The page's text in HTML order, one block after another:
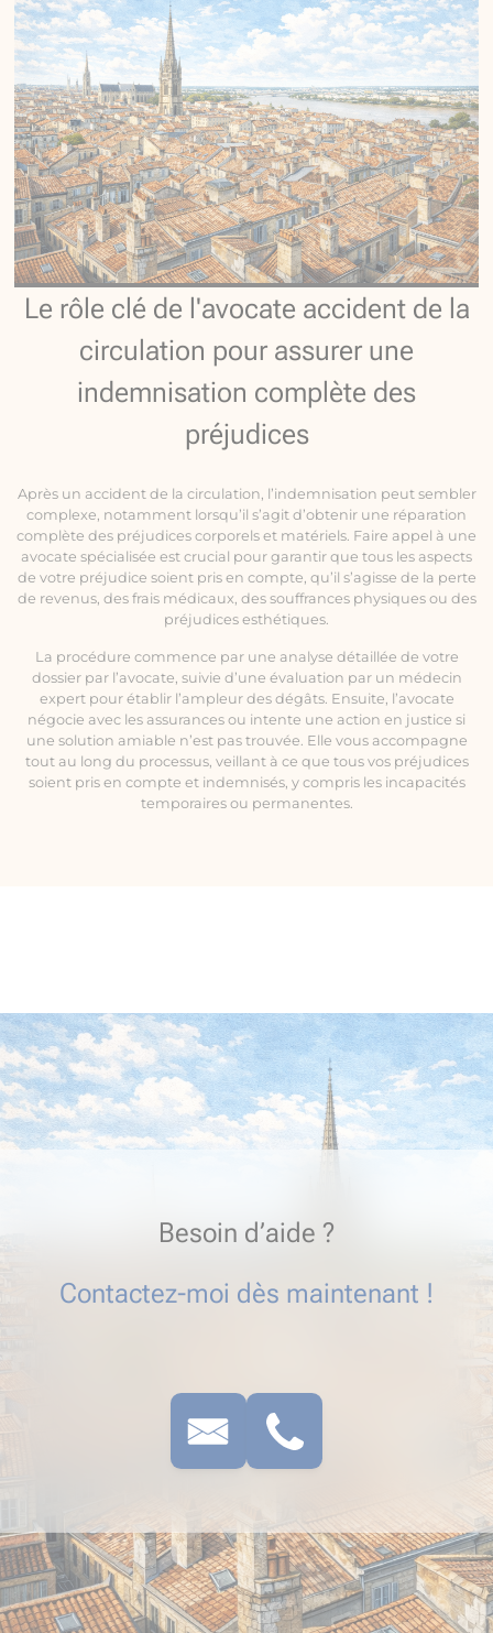
Le rôle clé de l'avocate accident de la
circulation pour assurer une
indemnisation complète des
préjudices
Après un accident de la circulation, l’indemnisation peut sembler
complexe, notamment lorsqu’il s’agit d’obtenir une réparation
complète des préjudices corporels et matériels. Faire appel à une
avocate spécialisée est crucial pour garantir que tous les aspects
de votre préjudice soient pris en compte, qu’il s’agisse de la perte
de revenus, des frais médicaux, des souffrances physiques ou des
préjudices esthétiques.
La procédure commence par une analyse détaillée de votre
dossier par l’avocate, suivie d’une évaluation par un médecin
expert pour établir l’ampleur des dégâts. Ensuite, l’avocate
négocie avec les assurances ou intente une action en justice si
une solution amiable n’est pas trouvée. Elle vous accompagne
tout au long du processus, veillant à ce que tous vos préjudices
soient pris en compte et indemnisés, y compris les incapacités
temporaires ou permanentes.
Besoin d’aide ?
Contactez-moi dès maintenant !